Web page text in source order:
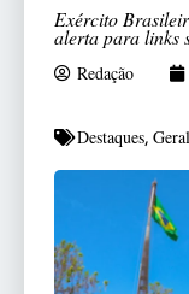
Exército
alerta para links
Redação
Destaques, Geral